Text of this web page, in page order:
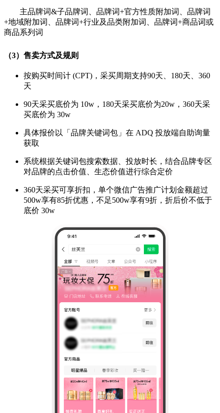
主品牌词&子品牌词、品牌词+官方性质附加词、品牌词
+地域附加词、品牌词+行业及品类附加词、品牌词+商品词或
商品系列词
（3）售卖方式及规则
按购买时间计 (CPT)，采买周期支持90天、180天、360
天
90天采买底价为 10w，180天采买底价为20w，360天采
买底价为 30w
具体报价以「品牌关键词包」在 ADQ 投放端自助询量
获取
系统根据关键词包搜索数据、投放时长，结合品牌专区
对品牌的点击价值、生态价值进行综合定价
360天采买可享折扣，单个微信广告推广计划金额超过
500w享有85折优惠，不足500w享有9折，折后价不低于
底价 30w